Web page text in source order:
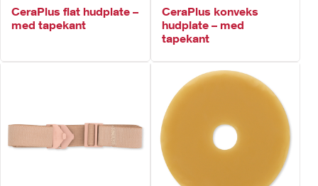
CeraPlus flat hudplate –
med tapekant
CeraPlus konveks
hudplate – med
tapekant